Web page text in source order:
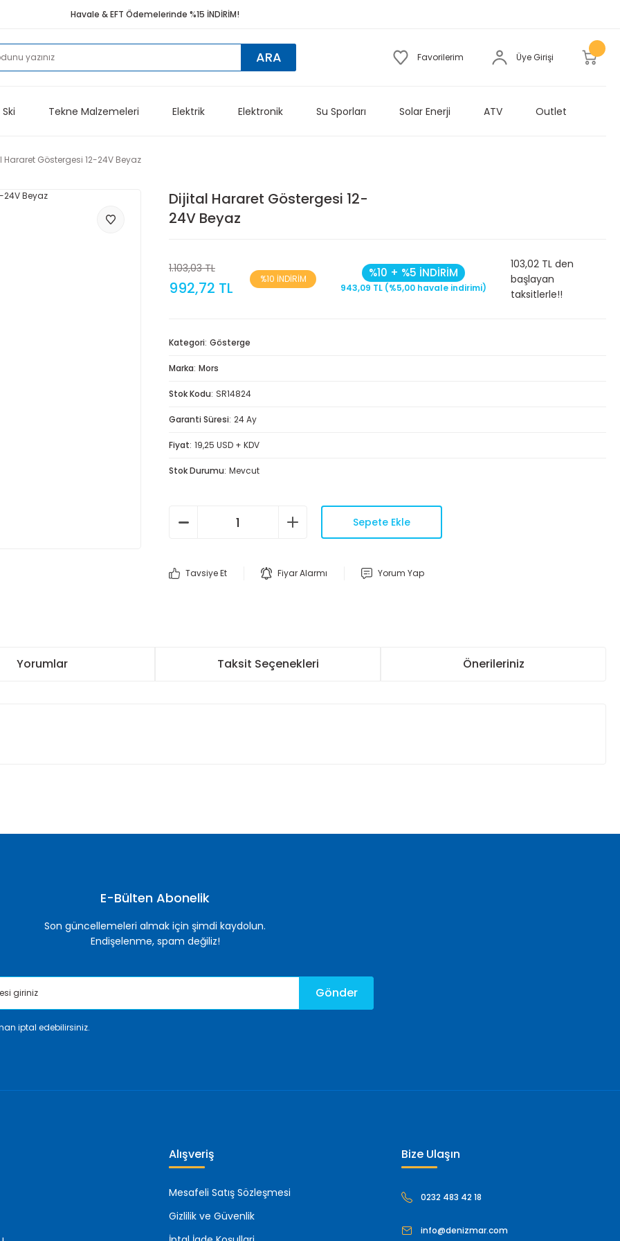
Havale & EFT Ödemelerinde %15 İNDİRİM!
ARA Favorilerim Üye Girişi
Tekne Malzemeleri Elektrik Elektronik Su Sporları Solar Enerji ATV Outlet
Hararet Göstergesi 12-24V Beyaz
Dijital Hararet Göstergesi 12-
24V Beyaz
1.103,03 TL
992,72 TL %10 İNDİRİM %10 + %5 İNDİRİM
943,09 TL (%5,00 havale indirimi)
103,02 TL den
başlayan
taksitlerle!!
Kategori Gösterge
Marka Mors
Stok Kodu SR14824
Garanti Süresi 24 Ay
Fiyat 19,25 USD + KDV
Stok Durumu Mevcut
Sepete Ekle
Tavsiye Et Fiyar Alarmı Yorum Yap
Yorumlar Taksit Seçenekleri Önerileriniz
E-Bülten Abonelik
Son güncellemeleri almak için şimdi kaydolun.
Endişelenme, spam değiliz!
Gönder
iptal edebilirsiniz.
Alışveriş
Mesafeli Satış Sözleşmesi
Gizlilik ve Güvenlik
Bize Ulaşın
0232 483 42 18
info@denizmar.com